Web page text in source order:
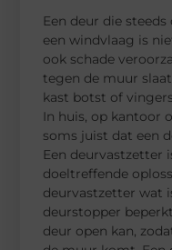
Een deur die
een windvlaag is
ook schade
tegen de muur
kast botst of
In huis, op kantoor
soms juist dat een
Een deurvastzetter
doeltreffende
deurvastzetter wat
deurstopper
deur open kan,